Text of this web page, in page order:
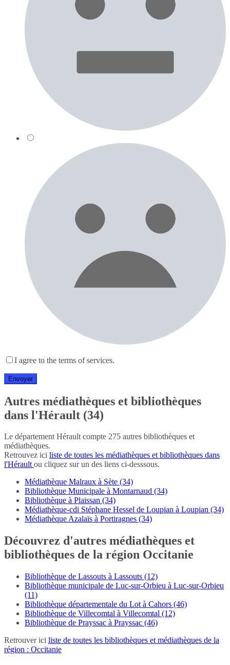
I agree to the terms of services.
Autres médiathèques et bibliothèques
dans l'Hérault (34)
Le département Hérault compte 275 autres bibliothèques et
médiathèques.
Retrouvez ici liste de toutes les médiathèques et bibliothèques dans
l'Héraultou cliquez sur un des liens ci-desssous.
Médiathèque Malraux à Sète (34)
Bibliothèque Municipale à Montarnaud (34)
Bibliothèque à Plaissan (34)
Médiathèque-cdi Stéphane Hessel de Loupian à Loupian (34)
Médiathèque Azalaïs à Portiragnes (34)
Découvrez d'autres médiathèques et
bibliothèques de la région Occitanie
Bibliothèque de Lassouts à Lassouts (12)
Bibliothèque municipale de Luc-sur-Orbieu à Luc-sur-Orbieu
(11)
Bibliothèque départementale du Lot à Cahors (46)
Bibliothèque de Villecomtal à Villecomtal (12)
Bibliothèque de Prayssac à Prayssac (46)
Retrouver ici liste de toutes les bibliothèques et médiathèques de la
région : Occitanie